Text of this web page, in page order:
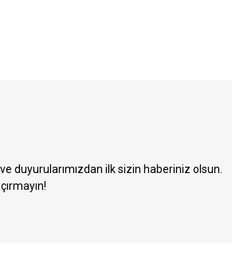
duyurularımızdan ilk sizin haberiniz olsun.